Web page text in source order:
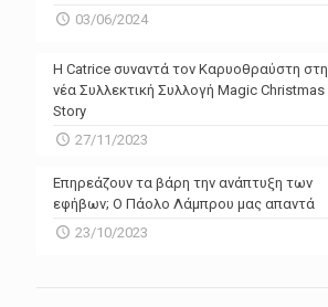
03/06/2024
Η Catrice συναντά τον Καρυοθραύστη στη
νέα Συλλεκτική Συλλογή Magic Christmas
Story
27/11/2023
Επηρεάζουν τα βάρη την ανάπτυξη των
εφήβων; Ο Πάολο Λάμπρου μας απαντά
23/10/2023